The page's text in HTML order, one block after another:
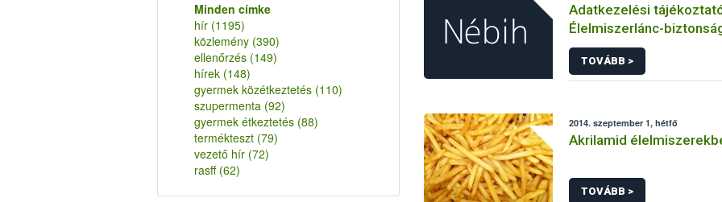
Minden címke
hír (1195)
közlemény (390)
ellenőrzés (149)
hírek (148)
gyermek közétkeztetés (110)
szupermenta (92)
gyermek étkeztetés (88)
termékteszt (79)
vezető hír (72)
rasff (62)
Adatkezelési
Élelmiszerlánc-
panaszok és közérdekű
kezeléséhez kapcsolódó
adatkezeléséhez
TOVÁBB >
2014. szeptember 1, hétfő
Akrilamid
TOVÁBB >